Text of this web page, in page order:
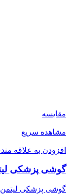
مقایسه
مشاهده سریع
افزودن به علاقه
گوشی پزشکی لیتمن کلاسیک 3
گوشی پزشکی لیتمن